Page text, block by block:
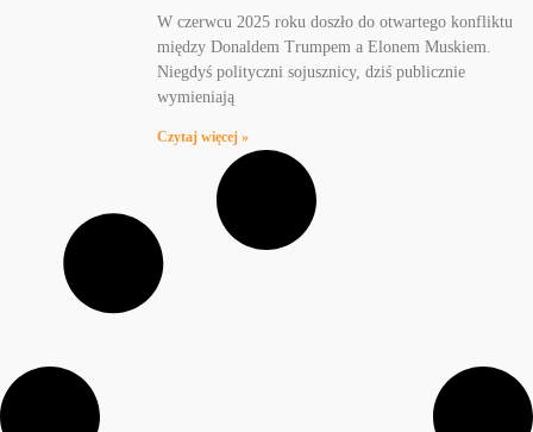
W czerwcu 2025 roku doszło do otwartego konfliktu
między Donaldem Trumpem a Elonem Muskiem.
Niegdyś polityczni sojusznicy, dziś publicznie
wymieniają
Czytaj więcej »